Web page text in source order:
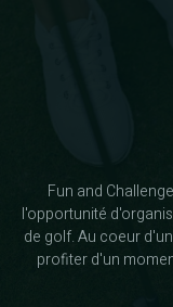
Fun and
l'opportunité
de golf. Au coeur
profiter d'un